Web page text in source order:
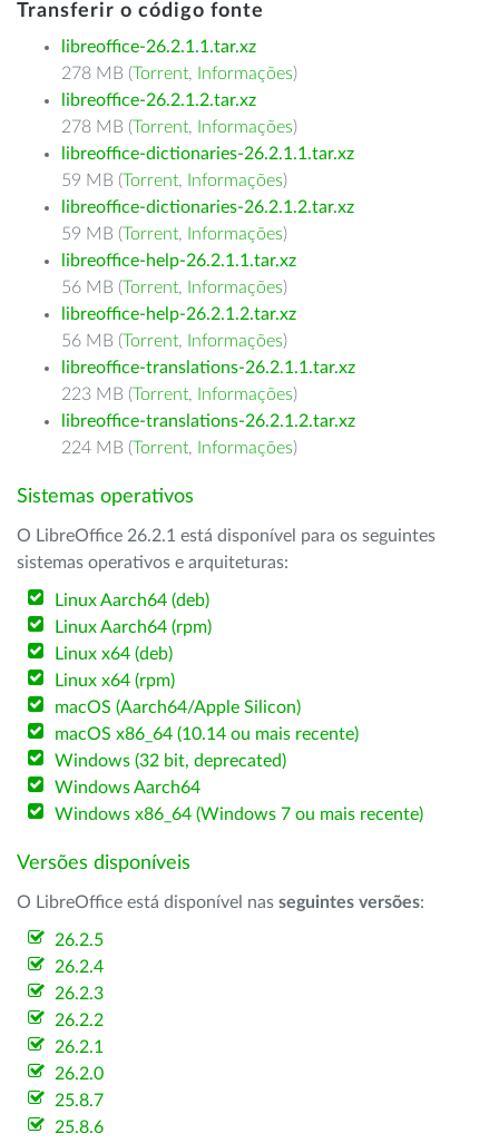
Transferir o código fonte
libreoffice-26.2.1.1.tar.xz
278 MB (Torrent, Informações)
libreoffice-26.2.1.2.tar.xz
278 MB (Torrent, Informações)
libreoffice-dictionaries-26.2.1.1.tar.xz
59 MB (Torrent, Informações)
libreoffice-dictionaries-26.2.1.2.tar.xz
59 MB (Torrent, Informações)
libreoffice-help-26.2.1.1.tar.xz
56 MB (Torrent, Informações)
libreoffice-help-26.2.1.2.tar.xz
56 MB (Torrent, Informações)
libreoffice-translations-26.2.1.1.tar.xz
223 MB (Torrent, Informações)
libreoffice-translations-26.2.1.2.tar.xz
224 MB (Torrent, Informações)
Sistemas operativos
O LibreOffice 26.2.1 está disponível para os seguintes
sistemas operativos e arquiteturas:
Linux Aarch64 (deb)
Linux Aarch64 (rpm)
Linux x64 (deb)
Linux x64 (rpm)
macOS (Aarch64/Apple Silicon)
macOS x86_64 (10.14 ou mais recente)
Windows (32 bit, deprecated)
Windows Aarch64
Windows x86_64 (Windows 7 ou mais recente)
Versões disponíveis
O LibreOffice está disponível nas seguintes versões:
26.2.5
26.2.4
26.2.3
26.2.2
26.2.1
26.2.0
25.8.7
25.8.6